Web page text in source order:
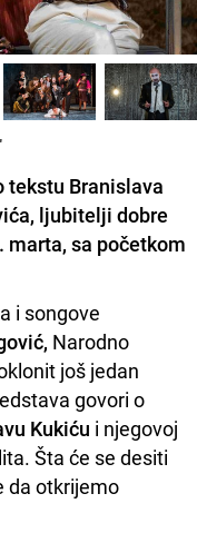
Branislava
ljubitelji dobre
sa početkom
i songove
Narodno
još jedan
govori o
Kukiću i njegovoj
Šta će se desiti
da otkrijemo